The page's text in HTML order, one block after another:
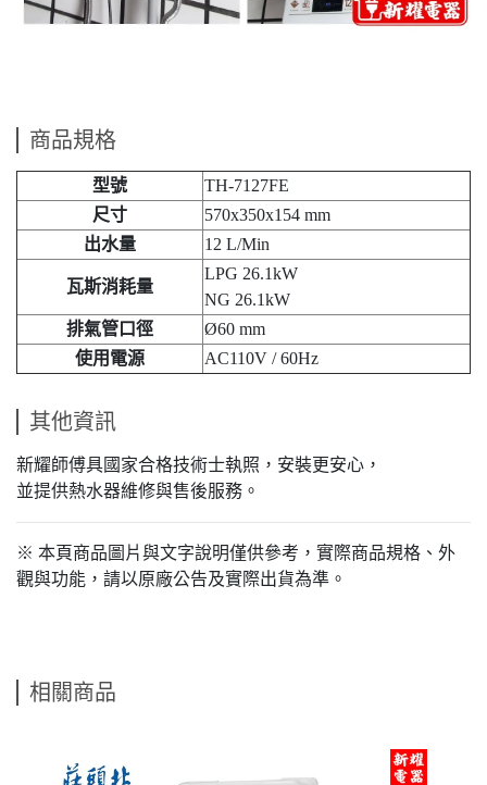
商品規格
型號
TH-7127FE
尺寸
570x350x154 mm
出水量
12 L/Min
瓦斯消耗量
LPG 26.1kW
NG 26.1kW
排氣管口徑
Ø60 mm
使用電源
AC110V / 60Hz
其他資訊
新耀師傅具國家合格技術士執照，安裝更安心，
並提供熱水器維修與售後服務。
※ 本頁商品圖片與文字說明僅供參考，實際商品規格、外
觀與功能，請以原廠公告及實際出貨為準。
相關商品